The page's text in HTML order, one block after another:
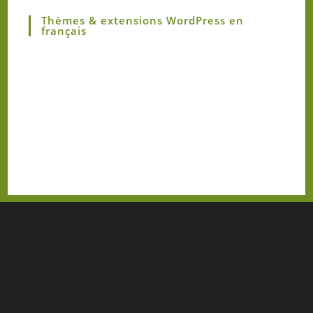
Thèmes & extensions WordPress en
français